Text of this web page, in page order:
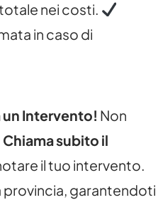
nei costi.
in caso di
un Intervento! Non
Chiama subito il
il tuo intervento.
provincia, garantendoti